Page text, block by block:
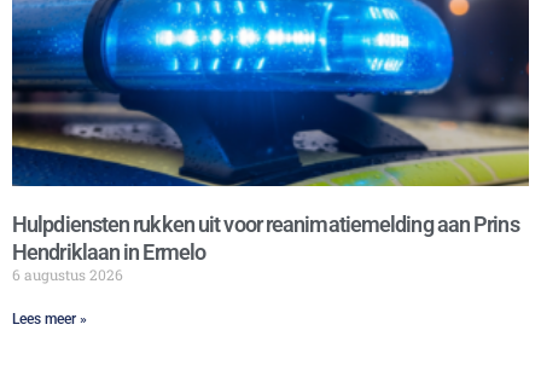
Hulpdiensten rukken uit voor reanimatiemelding aan Prins
Hendriklaan in Ermelo
6 augustus 2026
Lees meer »